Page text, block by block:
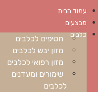
עמוד הבית
מבצעים
כלבים
חטיפים לכלבים
מזון יבש לכלבים
מזון רפואי לכלבים
שימורים ומעדנים
לכלבים